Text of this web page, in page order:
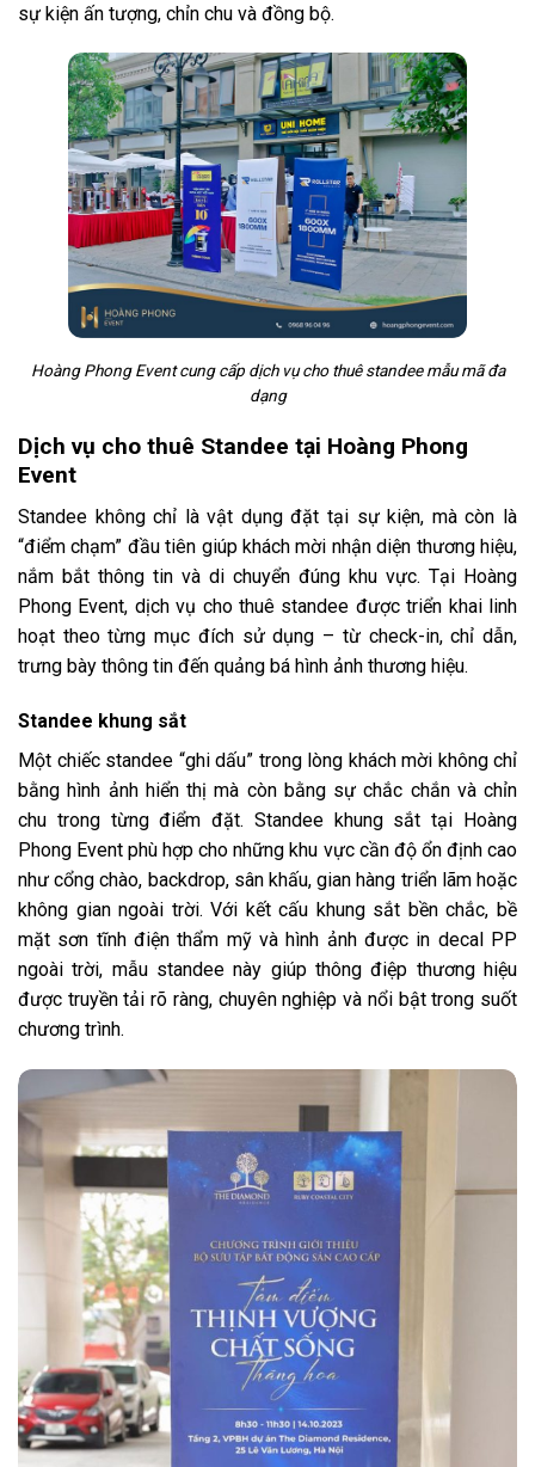
sự kiện ấn tượng, chỉn chu và đồng bộ.
Hoàng Phong Event cung cấp dịch vụ cho thuê standee mẫu mã đa
dạng
Dịch vụ cho thuê Standee tại Hoàng Phong
Event
Standee không chỉ là vật dụng đặt tại sự kiện, mà còn là
“điểm chạm” đầu tiên giúp khách mời nhận diện thương hiệu,
nắm bắt thông tin và di chuyển đúng khu vực. Tại Hoàng
Phong Event, dịch vụ cho thuê standee được triển khai linh
hoạt theo từng mục đích sử dụng – từ check-in, chỉ dẫn,
trưng bày thông tin đến quảng bá hình ảnh thương hiệu.
Standee khung sắt
Một chiếc standee “ghi dấu” trong lòng khách mời không chỉ
bằng hình ảnh hiển thị mà còn bằng sự chắc chắn và chỉn
chu trong từng điểm đặt. Standee khung sắt tại Hoàng
Phong Event phù hợp cho những khu vực cần độ ổn định cao
như cổng chào, backdrop, sân khấu, gian hàng triển lãm hoặc
không gian ngoài trời. Với kết cấu khung sắt bền chắc, bề
mặt sơn tĩnh điện thẩm mỹ và hình ảnh được in decal PP
ngoài trời, mẫu standee này giúp thông điệp thương hiệu
được truyền tải rõ ràng, chuyên nghiệp và nổi bật trong suốt
chương trình.